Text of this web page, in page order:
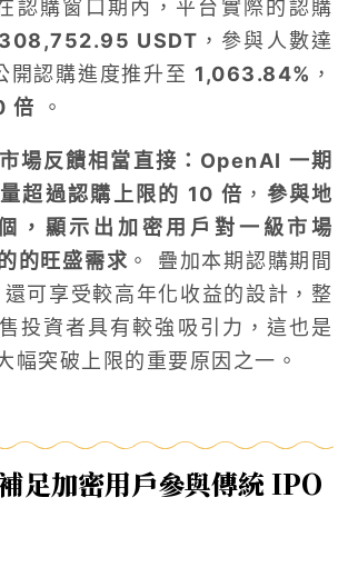
認購窗口期內，平台實際的認購
USDT ，參與人數達
開認購進度推升至 1,063.84% ，
倍 。
場反饋相當直接：OpenAI 一期
超過認購上限的 10 倍 ， 參與地
，顯示出加密用戶對一級市場
的旺盛需求 。 疊加本期認購期間
可享受較高年化收益的設計，整
投資者具有較強吸引力，這也是
幅突破上限的重要原因之一。
足加密用戶參與傳統 IPO